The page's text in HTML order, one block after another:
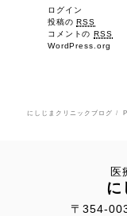
ログイン
投稿のRSS
コメントのRSS
WordPress.org
にしじまクリニックブログ
医
に
〒354-